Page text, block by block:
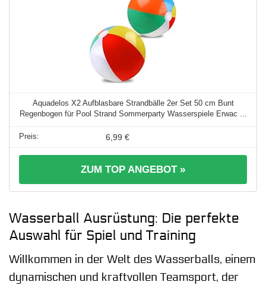
Aquadelos X2 Aufblasbare Strandbälle 2er Set 50 cm Bunt
Regenbogen für Pool Strand Sommerparty Wasserspiele Erwac ...
6,99 €
ZUM TOP ANGEBOT »
Wasserball Ausrüstung: Die perfekte
Auswahl für Spiel und Training
Willkommen in der Welt des Wasserballs, einem
dynamischen und kraftvollen Teamsport, der